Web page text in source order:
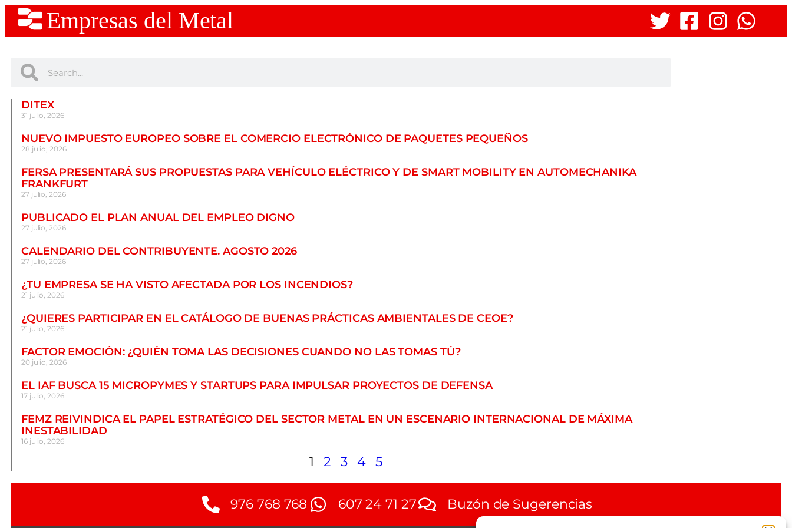
Empresas del Metal
DITEX
31 julio, 2026
NUEVO IMPUESTO EUROPEO SOBRE EL COMERCIO ELECTRÓNICO DE PAQUETES PEQUEÑOS
28 julio, 2026
FERSA PRESENTARÁ SUS PROPUESTAS PARA VEHÍCULO ELÉCTRICO Y DE SMART MOBILITY EN AUTOMECHANIKA
FRANKFURT
27 julio, 2026
PUBLICADO EL PLAN ANUAL DEL EMPLEO DIGNO
27 julio, 2026
CALENDARIO DEL CONTRIBUYENTE. AGOSTO 2026
27 julio, 2026
¿TU EMPRESA SE HA VISTO AFECTADA POR LOS INCENDIOS?
21 julio, 2026
¿QUIERES PARTICIPAR EN EL CATÁLOGO DE BUENAS PRÁCTICAS AMBIENTALES DE CEOE?
21 julio, 2026
FACTOR EMOCIÓN: ¿QUIÉN TOMA LAS DECISIONES CUANDO NO LAS TOMAS TÚ?
20 julio, 2026
EL IAF BUSCA 15 MICROPYMES Y STARTUPS PARA IMPULSAR PROYECTOS DE DEFENSA
17 julio, 2026
FEMZ REIVINDICA EL PAPEL ESTRATÉGICO DEL SECTOR METAL EN UN ESCENARIO INTERNACIONAL DE MÁXIMA
INESTABILIDAD
16 julio, 2026
1 2 3 4 5
976 768 768 607 24 71 27 Buzón de Sugerencias